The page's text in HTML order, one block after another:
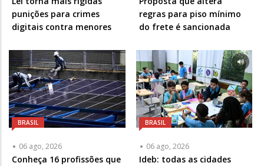
punições para crimes
digitais contra menores
regras para piso mínimo
do frete é sancionada
BRASIL
06 ago, 2026
Conheça 16 profissões que
BRASIL
06 ago, 2026
Ideb: todas as cidades